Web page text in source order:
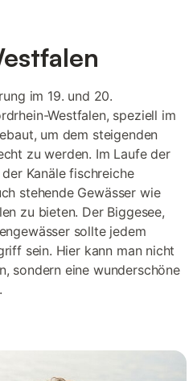
im 19. und 20.
Westfalen, speziell im
um dem steigenden
zu werden. Im Laufe der
Kanäle fischreiche
stehende Gewässer wie
zu bieten. Der Biggesee,
sollte jedem
sein. Hier kann man nicht
sondern eine wunderschöne